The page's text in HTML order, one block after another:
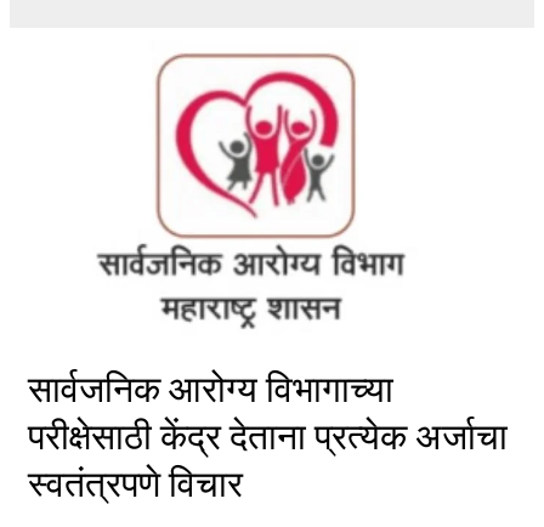
सार्वजनिक आरोग्य विभागाच्या
परीक्षेसाठी केंद्र देताना प्रत्येक अर्जाचा
स्वतंत्रपणे विचार